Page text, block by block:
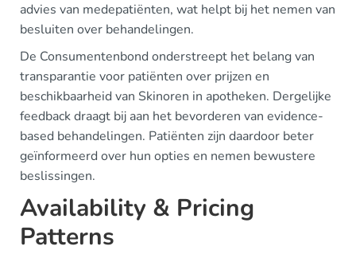
advies van medepatiënten, wat helpt bij het nemen van
besluiten over behandelingen.
De Consumentenbond onderstreept het belang van
transparantie voor patiënten over prijzen en
beschikbaarheid van Skinoren in apotheken. Dergelijke
feedback draagt bij aan het bevorderen van evidence-
based behandelingen. Patiënten zijn daardoor beter
geïnformeerd over hun opties en nemen bewustere
beslissingen.
Availability & Pricing
Patterns